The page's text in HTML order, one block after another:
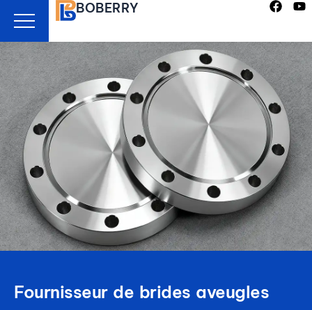
contenu
BOBERRY
Fournisseur de brides aveugles